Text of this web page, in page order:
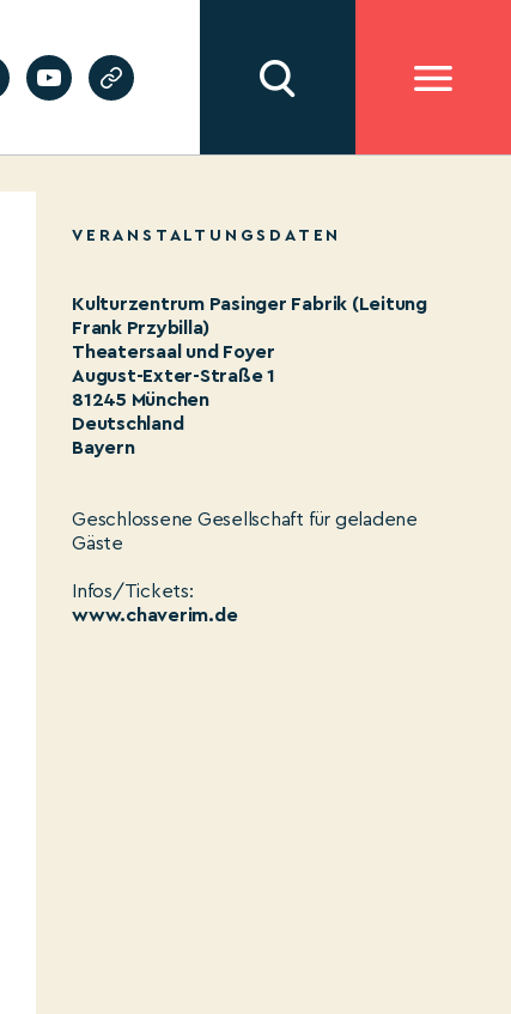
VERANSTALTUNGSDATEN
Kulturzentrum Pasinger Fabrik (Leitung
Frank Przybilla)
Theatersaal und Foyer
August-Exter-Straße 1
81245 München
Deutschland
Bayern
Geschlossene Gesellschaft für geladene
Gäste
Infos/Tickets:
www.chaverim.de